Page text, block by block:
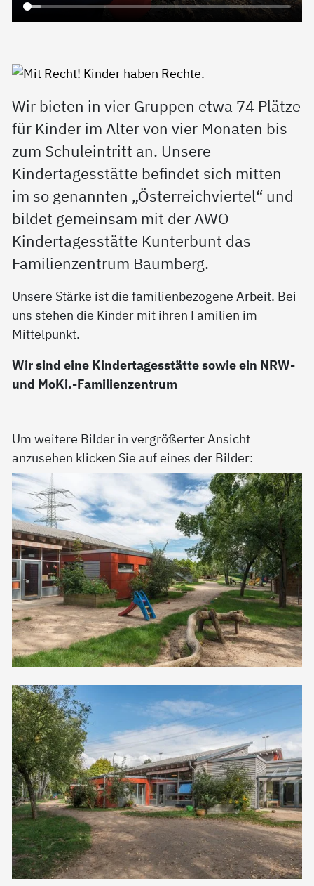
Wir bieten in vier Gruppen etwa 74 Plätze
für Kinder im Alter von vier Monaten bis
zum Schuleintritt an. Unsere
Kindertagesstätte befindet sich mitten
im so genannten „Österreichviertel“ und
bildet gemeinsam mit der AWO
Kindertagesstätte Kunterbunt das
Familienzentrum Baumberg.
Unsere Stärke ist die familienbezogene Arbeit. Bei
uns stehen die Kinder mit ihren Familien im
Mittelpunkt.
Wir sind eine Kindertagesstätte sowie ein NRW-
und MoKi.-Familienzentrum
Um weitere Bilder in vergrößerter Ansicht
anzusehen klicken Sie auf eines der Bilder: